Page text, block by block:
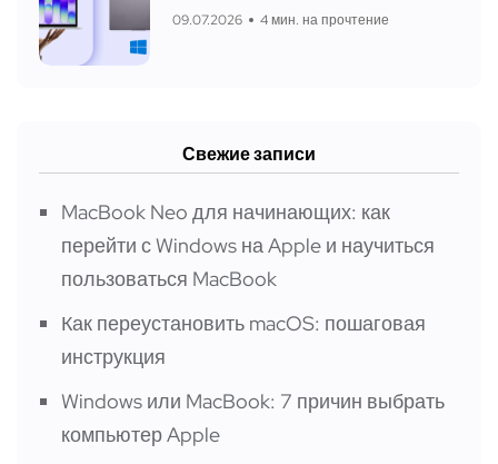
09.07.2026 4 мин. на прочтение
Свежие записи
MacBook Neo для начинающих: как
перейти с Windows на Apple и научиться
пользоваться MacBook
Как переустановить macOS: пошаговая
инструкция
Windows или MacBook: 7 причин выбрать
компьютер Apple